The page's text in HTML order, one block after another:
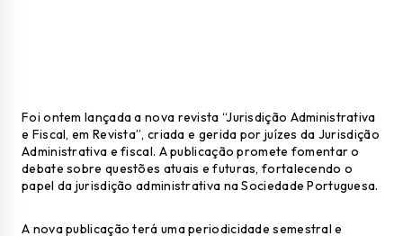
Foi ontem lançada a nova revista “Jurisdição Administrativa
e Fiscal, em Revista”, criada e gerida por juízes da Jurisdição
Administrativa e fiscal. A publicação promete fomentar o
debate sobre questões atuais e futuras, fortalecendo o
papel da jurisdição administrativa na Sociedade Portuguesa.
A nova publicação terá uma periodicidade semestral e